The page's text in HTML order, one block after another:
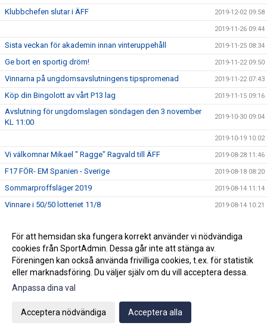
Klubbchefen slutar i ÄFF 2019-12-02 09:58
2019-11-26 09:44
Sista veckan för akademin innan vinteruppehåll 2019-11-25 08:34
Ge bort en sportig dröm! 2019-11-22 09:50
Vinnarna på ungdomsavslutningens tipspromenad 2019-11-22 07:43
Köp din Bingolott av vårt P13 lag 2019-11-15 09:16
Avslutning för ungdomslagen söndagen den 3 november
KL 11:00
2019-10-30 09:04
2019-10-19 10:02
Vi välkomnar Mikael " Ragge" Ragvald till ÄFF 2019-08-28 11:46
F17 FÖR- EM Spanien - Sverige 2019-08-18 08:20
Sommarproffsläger 2019 2019-08-14 11:14
Vinnare i 50/50 lotteriet 11/8 2019-08-14 10:21
Angående gårdagens match i P19-Allsvenskan 2019-08-11 11:42
Kalle är på semester 2019-08-10 09:14
Klubbchefen Helena Wennerström presenterar sig 2019-08-07 08:52
FitLine är ny samarbetspartner
För att hemsidan ska fungera korrekt använder vi nödvändiga
cookies från SportAdmin. Dessa går inte att stänga av.
Föreningen kan också använda frivilliga cookies, t.ex. för statistik
eller marknadsföring. Du väljer själv om du vill acceptera dessa.
Anpassa dina val
Acceptera nödvändiga Acceptera alla